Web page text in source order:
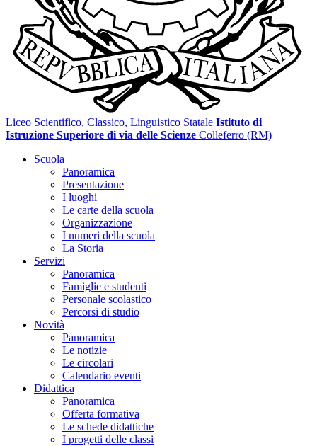
Liceo Scientifico, Classico, Linguistico Statale Istituto di
Istruzione Superiore di via delle Scienze Colleferro (RM)
Scuola
Panoramica
Presentazione
I luoghi
Le carte della scuola
Organizzazione
I numeri della scuola
La Storia
Servizi
Panoramica
Famiglie e studenti
Personale scolastico
Percorsi di studio
Novità
Panoramica
Le notizie
Le circolari
Calendario eventi
Didattica
Panoramica
Offerta formativa
Le schede didattiche
I progetti delle classi